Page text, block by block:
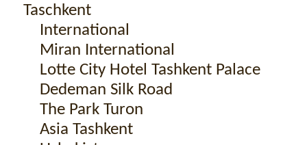
Taschkent
International
Miran International
Lotte City Hotel Tashkent Palace
Dedeman Silk Road
The Park Turon
Asia Tashkent